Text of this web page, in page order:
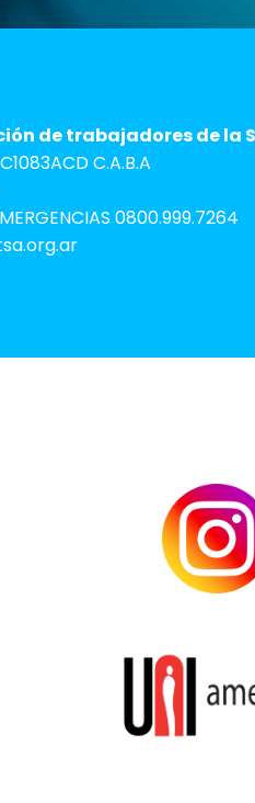
de trabajadores de la
C.A.B.A
0800.999.7264